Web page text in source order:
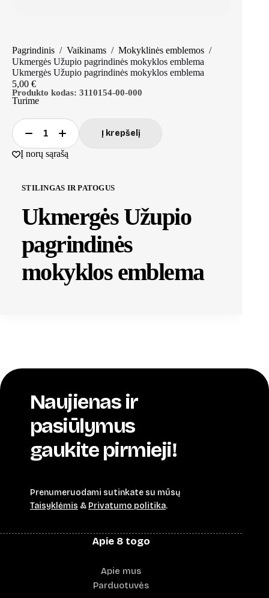
Pagrindinis / Vaikinams / Mokyklinės emblemos /
Ukmergės Užupio pagrindinės mokyklos emblema
Ukmergės Užupio pagrindinės mokyklos emblema
Produkto kodas: 3110154-00-000
5,00 €
Turime
produkto
kiekis:
Ukmergės
mokyklos
Į krepšelį
Į norų sąrašą
STILINGAS IR PATOGUS
Ukmergės Užupio
pagrindinės
mokyklos emblema
Naujienas ir
pasiūlymus
gaukite pirmieji!
Prenumeruodami sutinkate su mūsų
Taisyklėmis & Privatumo politika.
Apie 8 togo
Apie mus
Parduotuvės